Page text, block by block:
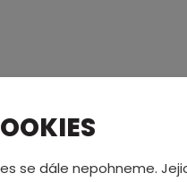
SRDCI?
se dále nepohneme.